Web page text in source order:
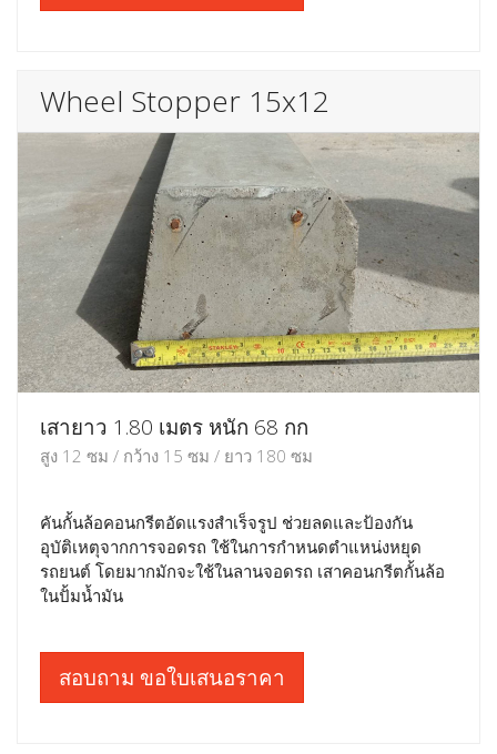
Wheel Stopper 15x12
เสายาว 1.80 เมตร หนัก 68 กก
สูง 12 ซม / กว้าง 15 ซม / ยาว 180 ซม
คันกั้นล้อคอนกรีตอัดแรงสำเร็จรูป ช่วยลดและป้องกัน
อุบัติเหตุจากการจอดรถ ใช้ในการกำหนดตำแหน่งหยุด
รถยนต์ โดยมากมักจะใช้ในลานจอดรถ เสาคอนกรีตกั้นล้อ
ในปั้มน้ำมัน
สอบถาม ขอใบเสนอราคา